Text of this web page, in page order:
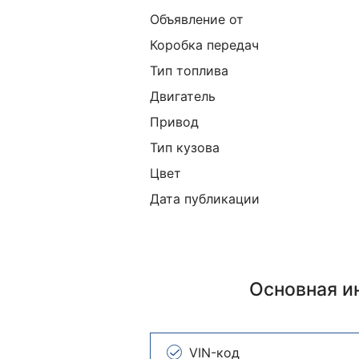
Объявление от
Коробка передач
Тип топлива
Двигатель
Привод
Тип кузова
Цвет
Дата публикации
Основная
VIN-код